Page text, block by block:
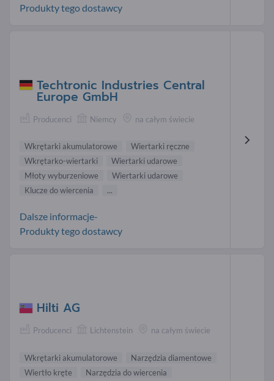
Produkty tego dostawcy
Techtronic Industries Central
Europe GmbH
Producenci Niemcy na całym świecie
Wkrętarki akumulatorowe
Wiertarki ręczne
Wkrętarko-wiertarki
Wiertarki udarowe
Młoty wyburzeniowe
Wiertarki udarowe
Klucze do wiercenia
...
Dalsze informacje-
Produkty tego dostawcy
Hilti AG
Producenci Lichtenstein na całym świecie
Wkrętarki akumulatorowe
Narzędzia diamentowe
Wiertło kręte
Narzędzia do wiercenia